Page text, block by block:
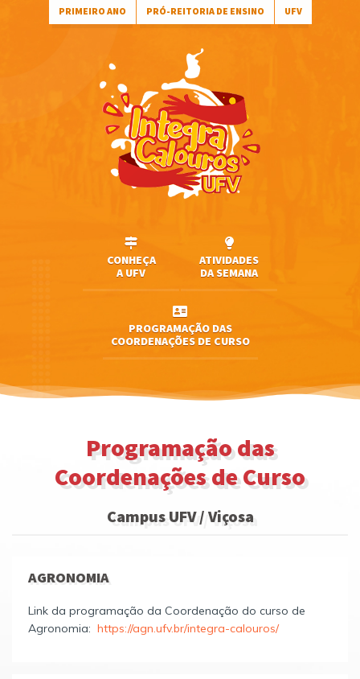
PRIMEIRO ANO PRÓ-REITORIA DE ENSINO UFV
CONHEÇA
A UFV
ATIVIDADES
DA SEMANA
PROGRAMAÇÃO DAS
COORDENAÇÕES DE CURSO
Programação das
Coordenações de Curso
Campus UFV / Viçosa
AGRONOMIA
Link da programação da Coordenação do curso de
Agronomia: https://agn.ufv.br/integra-calouros/